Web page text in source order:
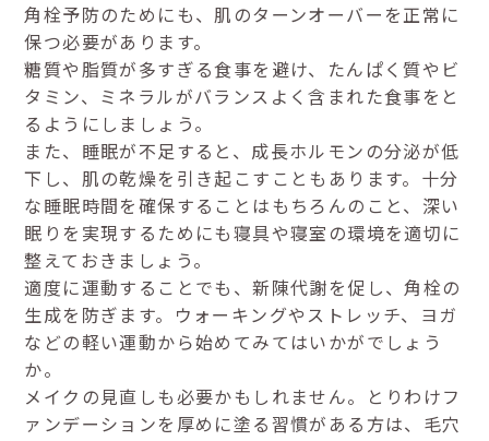
角栓予防のためにも、肌のターンオーバーを正常に
保つ必要があります。
糖質や脂質が多すぎる食事を避け、たんぱく質やビ
タミン、ミネラルがバランスよく含まれた食事をと
るようにしましょう。
また、睡眠が不足すると、成長ホルモンの分泌が低
下し、肌の乾燥を引き起こすこともあります。十分
な睡眠時間を確保することはもちろんのこと、深い
眠りを実現するためにも寝具や寝室の環境を適切に
整えておきましょう。
適度に運動することでも、新陳代謝を促し、角栓の
生成を防ぎます。ウォーキングやストレッチ、ヨガ
などの軽い運動から始めてみてはいかがでしょう
か。
メイクの見直しも必要かもしれません。とりわけフ
ァンデーションを厚めに塗る習慣がある方は、毛穴